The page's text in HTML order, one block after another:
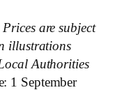
Prices are subject
illustrations
Authorities
1 September